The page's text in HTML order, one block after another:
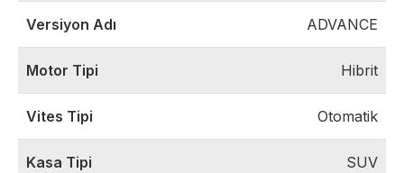
Versiyon Adı ADVANCE
Motor Tipi Hibrit
Vites Tipi Otomatik
Kasa Tipi SUV